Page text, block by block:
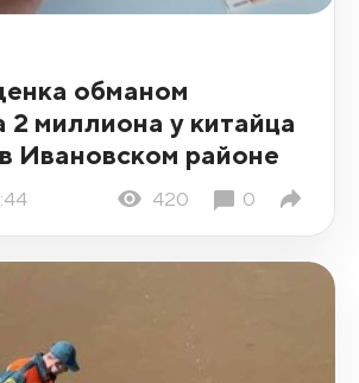
обманом
2 миллиона у китайца
Ивановском районе
420 0